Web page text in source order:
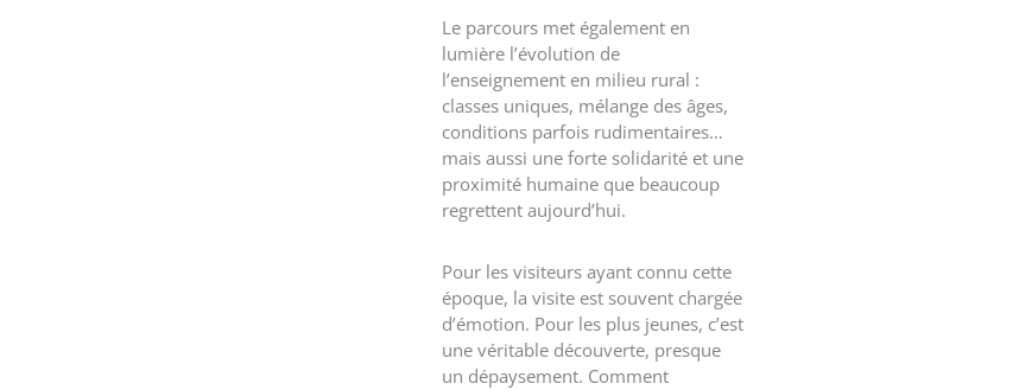
Le parcours met également en
lumière l’évolution de
l’enseignement en milieu rural :
classes uniques, mélange des âges,
conditions parfois rudimentaires…
mais aussi une forte solidarité et une
proximité humaine que beaucoup
regrettent aujourd’hui.
Pour les visiteurs ayant connu cette
époque, la visite est souvent chargée
d’émotion. Pour les plus jeunes, c’est
une véritable découverte, presque
un dépaysement. Comment